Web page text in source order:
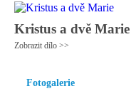
Kristus a dvě Marie
Zobrazit dílo >>
Fotogalerie